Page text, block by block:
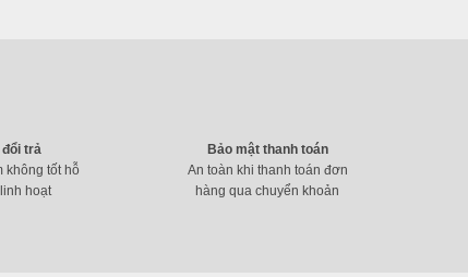
trả
không tốt hỗ
hoạt
Bảo mật thanh toán
An toàn khi thanh toán đơn
hàng qua chuyển khoản